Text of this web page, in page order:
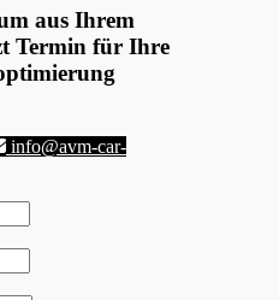
aus Ihrem
Termin für Ihre
info@avm-car-